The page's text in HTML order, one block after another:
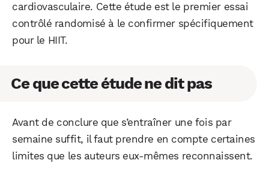
cardiovasculaire. Cette étude est le premier essai
contrôlé randomisé à le confirmer spécifiquement
pour le HIIT.
Ce que cette étude ne dit pas
Avant de conclure que s’entraîner une fois par
semaine suffit, il faut prendre en compte certaines
limites que les auteurs eux-mêmes reconnaissent.